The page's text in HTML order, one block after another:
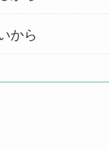
から